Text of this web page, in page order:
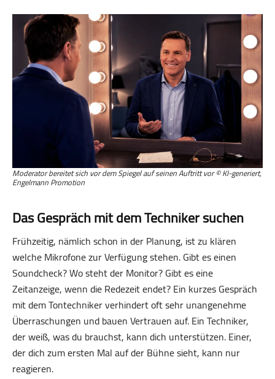
Moderator bereitet sich vor dem Spiegel auf seinen Auftritt vor © KI-generiert,
Engelmann Promotion
Das Gespräch mit dem Techniker suchen
Frühzeitig, nämlich schon in der Planung, ist zu klären
welche Mikrofone zur Verfügung stehen. Gibt es einen
Soundcheck? Wo steht der Monitor? Gibt es eine
Zeitanzeige, wenn die Redezeit endet? Ein kurzes Gespräch
mit dem Tontechniker verhindert oft sehr unangenehme
Überraschungen und bauen Vertrauen auf. Ein Techniker,
der weiß, was du brauchst, kann dich unterstützen. Einer,
der dich zum ersten Mal auf der Bühne sieht, kann nur
reagieren.